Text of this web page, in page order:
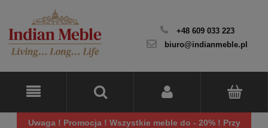
+48 609 033 223
biuro@indianmeble.pl
Uwaga ! Promocja ! Wszystkie meble do - 20% ! Przy